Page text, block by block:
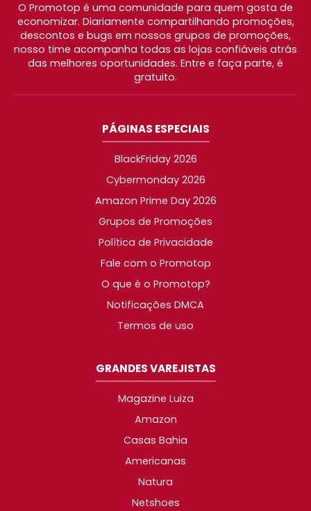
O Promotop é uma comunidade para quem gosta de
economizar. Diariamente compartilhando promoções,
descontos e bugs em nossos grupos de promoções,
nosso time acompanha todas as lojas confiáveis atrás
das melhores oportunidades. Entre e faça parte, é
gratuito.
PÁGINAS ESPECIAIS
BlackFriday 2026
Cybermonday 2026
Amazon Prime Day 2026
Grupos de Promoções
Política de Privacidade
Fale com o Promotop
O que é o Promotop?
Notificações DMCA
Termos de uso
GRANDES VAREJISTAS
Magazine Luiza
Amazon
Casas Bahia
Americanas
Natura
Netshoes